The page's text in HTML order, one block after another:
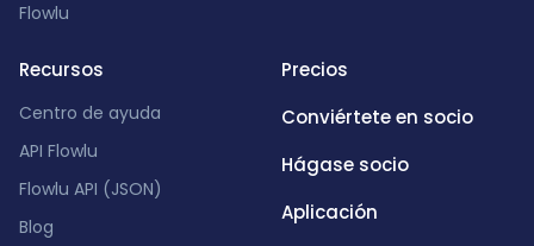
Flowlu
Recursos
Centro de ayuda
API Flowlu
Flowlu API (JSON)
Blog
Precios
Conviértete en socio
Hágase socio
Aplicación